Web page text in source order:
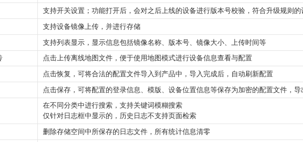
支持开关设置；功能打开后，会对之后上线的设备进行版本号校验，符合升级规则
支持设备镜像上传，并进行存储
支持列表显示，显示信息包括镜像名称、版本号、镜像大小、上传时间等
点击上传离线地图文件，便于使用地图模式进行设备信息查看与配置
点击恢复，可将合法的配置文件导入到产品中，导入完成后，自动刷新配置
点击保存，可将配置的登录信息、模版、设备位置信息等保存为加密的配置文件，导
在不同分类中进行搜索，支持关键词模糊搜索
仅针对日志框中显示的，历史日志不支持页面检索
删除存储空间中所保存的日志文件，所有统计信息清零